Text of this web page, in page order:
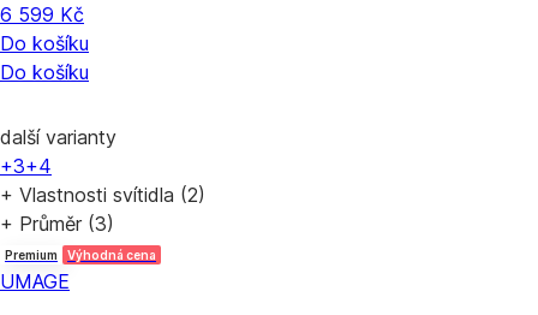
6 599 Kč
Do košíku
Do košíku
další varianty
+3+4
+ Vlastnosti svítidla (2)
+ Průměr (3)
Premium Výhodná cena
UMAGE